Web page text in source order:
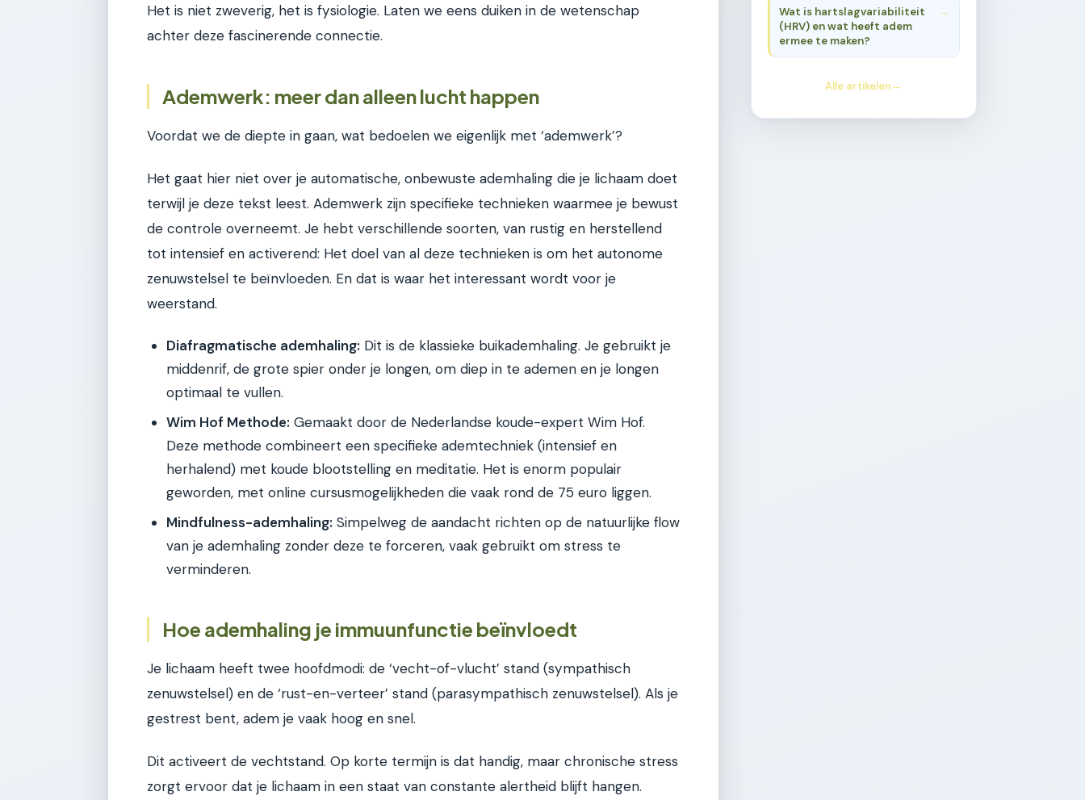
Het is niet zweverig, het is fysiologie. Laten we eens duiken in de wetenschap
achter deze fascinerende connectie.
Ademwerk: meer dan alleen lucht happen
Voordat we de diepte in gaan, wat bedoelen we eigenlijk met ‘ademwerk’?
Het gaat hier niet over je automatische, onbewuste ademhaling die je lichaam doet
terwijl je deze tekst leest. Ademwerk zijn specifieke technieken waarmee je bewust
de controle overneemt. Je hebt verschillende soorten, van rustig en herstellend
tot intensief en activerend: Het doel van al deze technieken is om het autonome
zenuwstelsel te beïnvloeden. En dat is waar het interessant wordt voor je
weerstand.
Diafragmatische ademhaling: Dit is de klassieke buikademhaling. Je gebruikt je
middenrif, de grote spier onder je longen, om diep in te ademen en je longen
optimaal te vullen.
Wim Hof Methode: Gemaakt door de Nederlandse koude-expert Wim Hof.
Deze methode combineert een specifieke ademtechniek (intensief en
herhalend) met koude blootstelling en meditatie. Het is enorm populair
geworden, met online cursusmogelijkheden die vaak rond de 75 euro liggen.
Mindfulness-ademhaling: Simpelweg de aandacht richten op de natuurlijke flow
van je ademhaling zonder deze te forceren, vaak gebruikt om stress te
verminderen.
Hoe ademhaling je immuunfunctie beïnvloedt
Je lichaam heeft twee hoofdmodi: de ‘vecht-of-vlucht’ stand (sympathisch
zenuwstelsel) en de ‘rust-en-verteer’ stand (parasympathisch zenuwstelsel). Als je
gestrest bent, adem je vaak hoog en snel.
Dit activeert de vechtstand. Op korte termijn is dat handig, maar chronische stress
zorgt ervoor dat je lichaam in een staat van constante alertheid blijft hangen.
Wat is hartslagvariabiliteit
(HRV) en wat heeft adem
ermee te maken?
Alle artikelen